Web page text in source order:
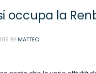
occupa la
BY MATTEO